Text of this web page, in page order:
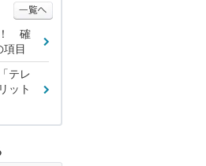
！ 確
目
テレ
ット